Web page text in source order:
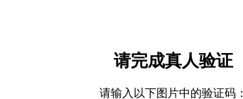
请完成真人验证
请输入以下图片中的验证码：